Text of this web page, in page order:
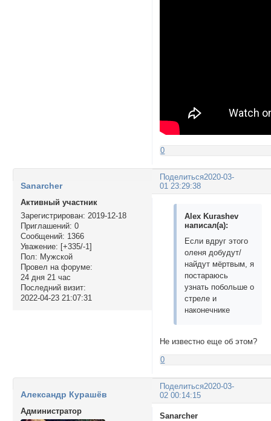
0
Поделиться2020-03-
01 23:29:38
Sanarcher
Активный участник
Зарегистрирован: 2019-12-18
Приглашений: 0
Сообщений: 1366
Уважение: [+335/-1]
Пол: Мужской
Провел на форуме:
24 дня 21 час
Последний визит:
2022-04-23 21:07:31
Alex Kurashev
написал(а):
Если вдруг этого
оленя добудут/
найдут мёртвым, я
постараюсь
узнать побольше о
стреле и
наконечнике
Не известно еще об этом?
0
Поделиться2020-03-
02 00:14:15
Александр Курашёв
Администратор
Sanarcher